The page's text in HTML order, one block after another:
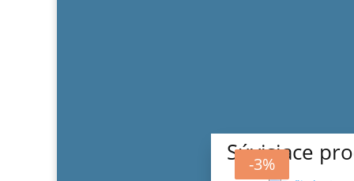
Súvisiace
-5%
-5%
-3%